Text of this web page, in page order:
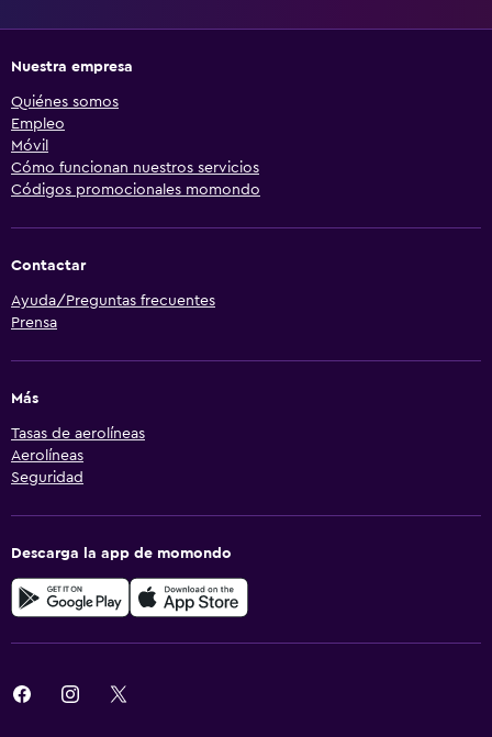
Nuestra empresa
Quiénes somos
Empleo
Móvil
Cómo funcionan nuestros servicios
Códigos promocionales momondo
Contactar
Ayuda/Preguntas frecuentes
Prensa
Más
Tasas de aerolíneas
Aerolíneas
Seguridad
Descarga la app de momondo